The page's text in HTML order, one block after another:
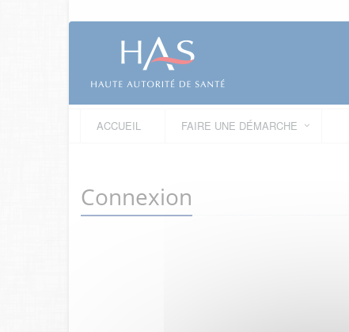
ACCUEIL FAIRE UNE DÉMARCHE
Connexion